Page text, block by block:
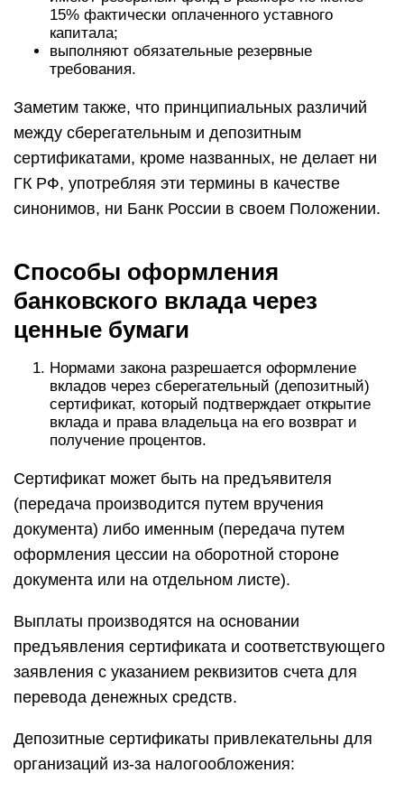
15% фактически оплаченного уставного
капитала;
выполняют обязательные резервные
требования.
Заметим также, что принципиальных различий
между сберегательным и депозитным
сертификатами, кроме названных, не делает ни
ГК РФ, употребляя эти термины в качестве
синонимов, ни Банк России в своем Положении.
Способы оформления
банковского вклада через
ценные бумаги
Нормами закона разрешается оформление
вкладов через сберегательный (депозитный)
сертификат, который подтверждает открытие
вклада и права владельца на его возврат и
получение процентов.
Сертификат может быть на предъявителя
(передача производится путем вручения
документа) либо именным (передача путем
оформления цессии на оборотной стороне
документа или на отдельном листе).
Выплаты производятся на основании
предъявления сертификата и соответствующего
заявления с указанием реквизитов счета для
перевода денежных средств.
Депозитные сертификаты привлекательны для
организаций из-за налогообложения: